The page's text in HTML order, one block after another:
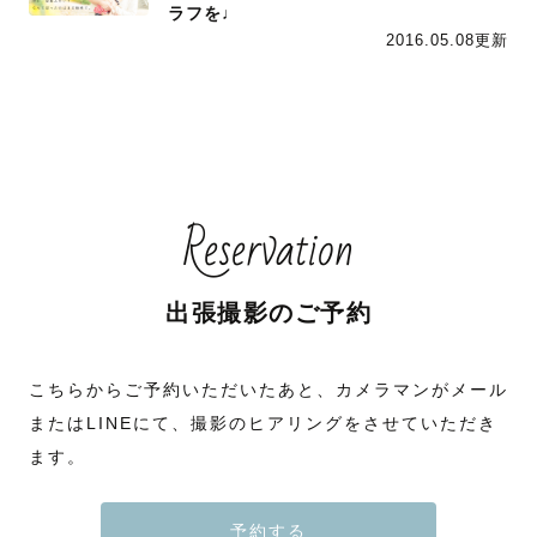
ラフを♩
2016.05.08更新
Reservation
出張撮影のご予約
こちらからご予約いただいたあと、カメラマンがメール
またはLINEにて、撮影のヒアリングをさせていただき
ます。
予約する